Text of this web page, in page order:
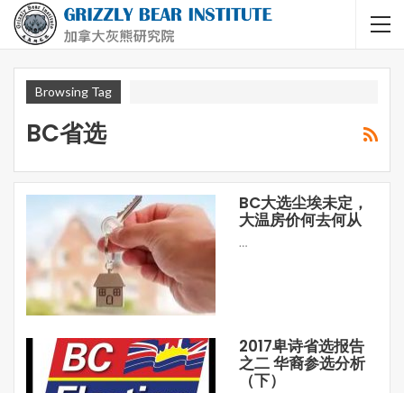
Browsing Tag
BC省选
BC大选尘埃未定，
大温房价何去何从
…
2017卑诗省选报告
之二 华裔参选分析
（下）